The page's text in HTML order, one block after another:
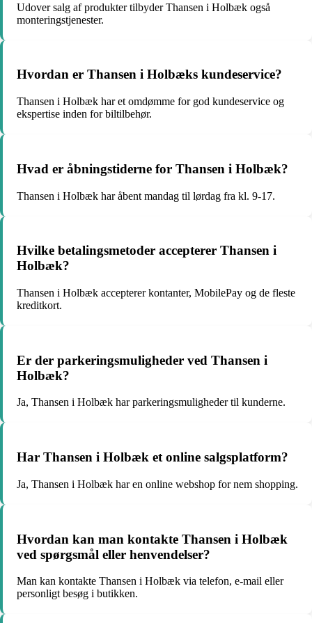
Udover salg af produkter tilbyder Thansen i Holbæk også
monteringstjenester.
Hvordan er Thansen i Holbæks kundeservice?
Thansen i Holbæk har et omdømme for god kundeservice og
ekspertise inden for biltilbehør.
Hvad er åbningstiderne for Thansen i Holbæk?
Thansen i Holbæk har åbent mandag til lørdag fra kl. 9-17.
Hvilke betalingsmetoder accepterer Thansen i
Holbæk?
Thansen i Holbæk accepterer kontanter, MobilePay og de fleste
kreditkort.
Er der parkeringsmuligheder ved Thansen i
Holbæk?
Ja, Thansen i Holbæk har parkeringsmuligheder til kunderne.
Har Thansen i Holbæk et online salgsplatform?
Ja, Thansen i Holbæk har en online webshop for nem shopping.
Hvordan kan man kontakte Thansen i Holbæk
ved spørgsmål eller henvendelser?
Man kan kontakte Thansen i Holbæk via telefon, e-mail eller
personligt besøg i butikken.